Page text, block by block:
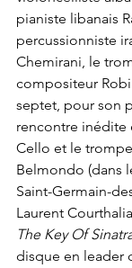
pianiste libanais
percussionniste
Chemirani, le
compositeur
septet, pour son
rencontre inédite
Cello et le
Belmondo (dans
Saint-Germain-
Laurent
The Key Of
disque en leader